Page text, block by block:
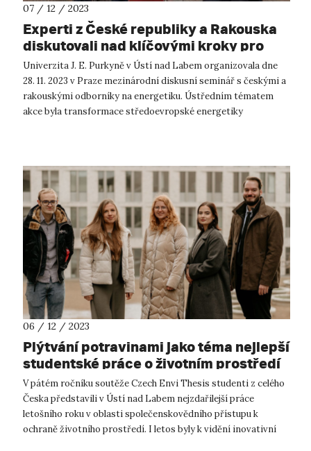
07 / 12 / 2023
Experti z České republiky a Rakouska
diskutovali nad klíčovými kroky pro
transformaci energetiky ve střední
Evropě
Univerzita J. E. Purkyně v Ústí nad Labem organizovala dne
28. 11. 2023 v Praze mezinárodní diskusní seminář s českými a
rakouskými odborníky na energetiku. Ústředním tématem
akce byla transformace středoevropské energetiky
06 / 12 / 2023
Plýtvání potravinami jako téma nejlepší
studentské práce o životním prostředí
v roce 2023
V pátém ročníku soutěže Czech Envi Thesis studenti z celého
Česka představili v Ústí nad Labem nejzdařilejší práce
letošního roku v oblasti společenskovědního přístupu k
ochraně životního prostředí. I letos byly k vidění inovativní